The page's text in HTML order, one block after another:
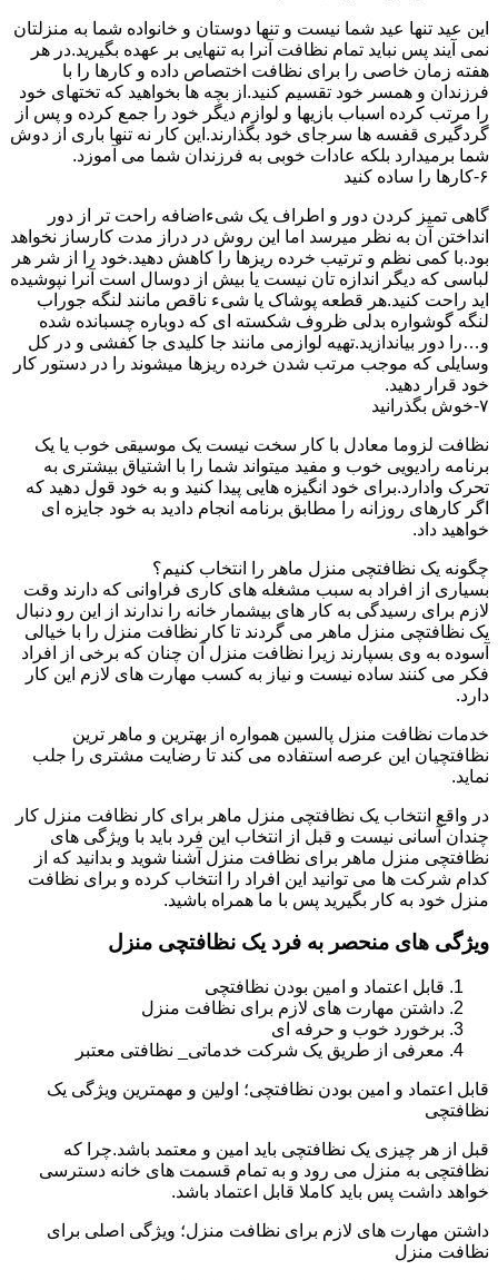
این عید تنها عید شما نیست و تنها دوستان و خانواده شما به منزلتان
نمی آیند پس نباید تمام نظافت آنرا به تنهایی بر عهده بگیرید.در هر
هفته زمان خاصی را برای نظافت اختصاص داده و کارها را با
فرزندان و همسر خود تقسیم کنید.از بچه ها بخواهید که تختهای خود
را مرتب کرده اسباب بازیها و لوازم دیگر خود را جمع کرده و پس از
گردگیری قفسه ها سرجای خود بگذارند.این کار نه تنها باری از دوش
شما برمیدارد بلکه عادات خوبی به فرزندان شما می آموزد.
۶-کارها را ساده کنید
گاهی تمیز کردن دور و اطراف یک شیءاضافه راحت تر از دور
انداختن آن به نظر میرسد اما این روش در دراز مدت کارساز نخواهد
بود.با کمی نظم و ترتیب خرده ریزها را کاهش دهید.خود را از شر هر
لباسی که دیگر اندازه تان نیست یا بیش از دوسال است آنرا نپوشیده
اید راحت کنید.هر قطعه پوشاک یا شیء ناقص مانند لنگه جوراب
لنگه گوشواره بدلی ظروف شکسته ای که دوباره چسبانده شده
و…را دور بیاندازید.تهیه لوازمی مانند جا کلیدی جا کفشی و در کل
وسایلی که موجب مرتب شدن خرده ریزها میشوند را در دستور کار
خود قرار دهید.
۷-خوش بگذرانید
نظافت لزوما معادل با کار سخت نیست یک موسیقی خوب یا یک
برنامه رادیویی خوب و مفید میتواند شما را با اشتیاق بیشتری به
تحرک وادارد.برای خود انگیزه هایی پیدا کنید و به خود قول دهید که
اگر کارهای روزانه را مطابق برنامه انجام دادید به خود جایزه ای
خواهید داد.
چگونه یک نظافتچی منزل ماهر را انتخاب کنیم؟
بسیاری از افراد به سبب مشغله های کاری فراوانی که دارند وقت
لازم برای رسیدگی به کار های بیشمار خانه را ندارند از این رو دنبال
یک نظافتچی منزل ماهر می گردند تا کار نظافت منزل را با خیالی
آسوده به وی بسپارند زیرا نظافت منزل آن چنان که برخی از افراد
فکر می کنند ساده نیست و نیاز به کسب مهارت های لازم این کار
دارد.
خدمات نظافت منزل پالسین همواره از بهترین و ماهر ترین
نظافتچیان این عرصه استفاده می کند تا رضایت مشتری را جلب
نماید.
در واقع انتخاب یک نظافتچی منزل ماهر برای کار نظافت منزل کار
چندان آسانی نیست و قبل از انتخاب این فرد باید با ویژگی های
نظافتچی منزل ماهر برای نظافت منزل آشنا شوید و بدانید که از
کدام شرکت ها می توانید این افراد را انتخاب کرده و برای نظافت
منزل خود به کار بگیرید پس با ما همراه باشید.
ویژگی های منحصر به فرد یک نظافتچی منزل
قابل اعتماد و امین بودن نظافتچی
داشتن مهارت های لازم برای نظافت منزل
برخورد خوب و حرفه ای
معرفی از طریق یک شرکت خدماتی_ نظافتی معتبر
قابل اعتماد و امین بودن نظافتچی؛ اولین و مهمترین ویژگی یک
نظافتچی
قبل از هر چیزی یک نظافتچی باید امین و معتمد باشد.چرا که
نظافتچی به منزل می رود و به تمام قسمت های خانه دسترسی
خواهد داشت پس باید کاملا قابل اعتماد باشد.
داشتن مهارت های لازم برای نظافت منزل؛ ویژگی اصلی برای
نظافت منزل